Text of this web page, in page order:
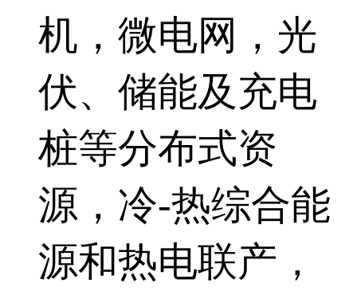
机，微电网，光
伏、储能及充电
桩等分布式资
源，冷-热综合能
源和热电联产，